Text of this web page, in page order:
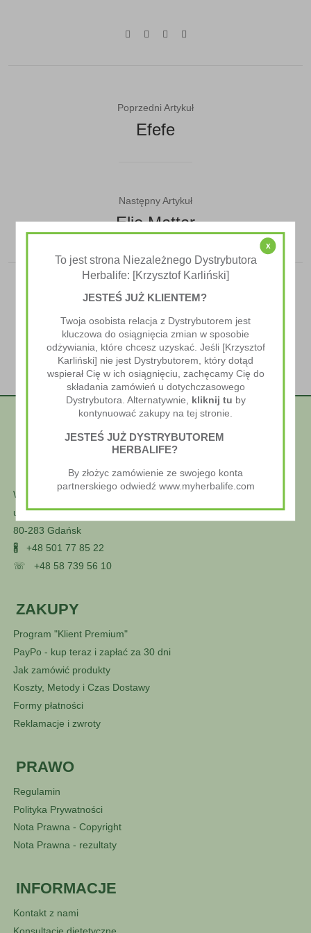
Poprzedni Artykuł
Efefe
Następny Artykuł
Elie Mattar
Wellness Styl
ul. Głuszca 25
80-283 Gdańsk
🖁 +48 501 77 85 22
☏ +48 58 739 56 10
ZAKUPY
Program "Klient Premium"
PayPo - kup teraz i zapłać za 30 dni
Jak zamówić produkty
Koszty, Metody i Czas Dostawy
Formy płatności
Reklamacje i zwroty
PRAWO
Regulamin
Polityka Prywatności
Nota Prawna - Copyright
Nota Prawna - rezultaty
INFORMACJE
Kontakt z nami
x
To jest strona Niezależnego Dystrybutora
Herbalife: [Krzysztof Karliński]
JESTEŚ JUŻ KLIENTEM?
Twoja osobista relacja z Dystrybutorem jest
kluczowa do osiągnięcia zmian w sposobie
odżywiania, które chcesz uzyskać. Jeśli [Krzysztof
Karliński] nie jest Dystrybutorem, który dotąd
wspierał Cię w ich osiągnięciu, zachęcamy Cię do
składania zamówień u dotychczasowego
Dystrybutora. Alternatywnie, kliknij tu by
kontynuować zakupy na tej stronie.
JESTEŚ JUŻ DYSTRYBUTOREM
HERBALIFE?
By złożyc zamówienie ze swojego konta
partnerskiego odwiedź www.myherbalife.com